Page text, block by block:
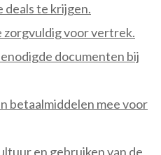
deals te krijgen.
voor vertrek.
documenten bij
betaalmiddelen mee voor
en gebruiken van de